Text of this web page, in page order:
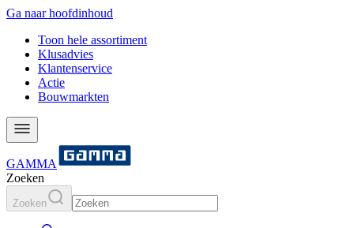
Ga naar hoofdinhoud
Toon hele assortiment
Klusadvies
Klantenservice
Actie
Bouwmarkten
GAMMA
Zoeken
Zoeken